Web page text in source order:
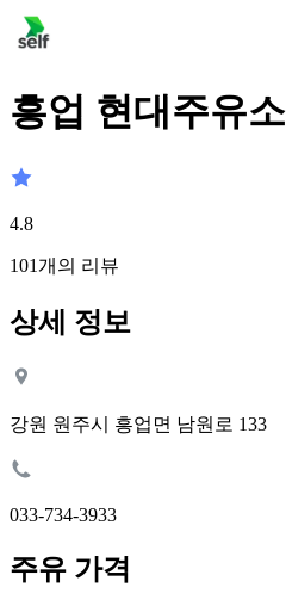
흥업 현대주유소
4.8
101개의 리뷰
상세 정보
강원 원주시 흥업면 남원로 133
033-734-3933
주유 가격